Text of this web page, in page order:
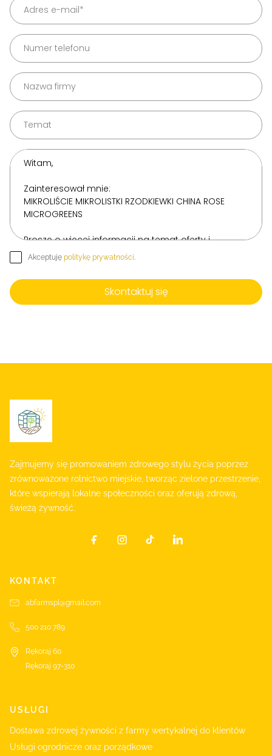
Akceptuję politykę prywatności.
Skontaktuj się
Zajmujemy się promowaniem zdrowego stylu życia poprzez
zrównoważone rolnictwo miejskie, tworząc zielone przestrzenie,
które wspierają lokalne społeczności oraz oferują zdrową,
świeżą żywność.
KONTAKT
abfarmspl@gmail.com
500 210 789
Rękoraj 60
Rękoraj 97-310
USŁUGI
Dostawa zdrowej żywności z farmy wertykalnej do klientów
Usługi ogrodnicze oraz porządkowe